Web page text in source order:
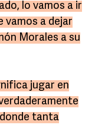
lo vamos a ir
vamos a dejar
Morales a su
jugar en
tanta